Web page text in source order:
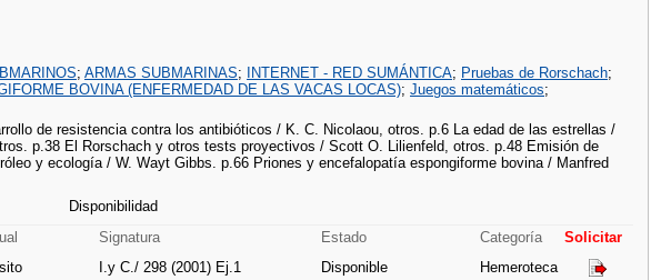
; ARMAS SUBMARINAS; INTERNET - RED SUMÁNTICA; Pruebas de Rorschach;
BOVINA (ENFERMEDAD DE LAS VACAS LOCAS); Juegos matemáticos;
de resistencia contra los antibióticos / K. C. Nicolaou, otros. p.6 La edad de las estrellas /
p.38 El Rorschach y otros tests proyectivos / Scott O. Lilienfeld, otros. p.48 Emisión de
y ecología / W. Wayt Gibbs. p.66 Priones y encefalopatía espongiforme bovina / Manfred
Disponibilidad
Signatura Estado Categoría
Solicitar
I.y C./ 298 (2001) Ej.1 Disponible Hemeroteca